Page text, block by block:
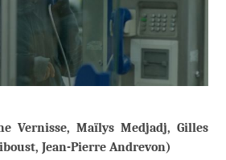
Vernisse, Maïlys Medjadj, Gilles
Jean-Pierre Andrevon)